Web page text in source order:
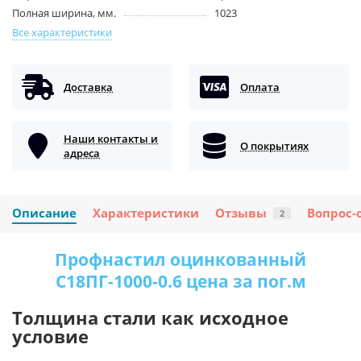
Полная ширина, мм.
1023
Все характеристики
Доставка Оплата
Наши контакты и
адреса
О покрытиях
Описание Характеристики Отзывы 2 Вопрос-
Профнастил оцинкованный
С18ПГ-1000-0.6 цена за пог.м
Толщина стали как исходное
условие